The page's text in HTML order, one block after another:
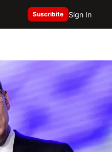
Suscribite Sign In